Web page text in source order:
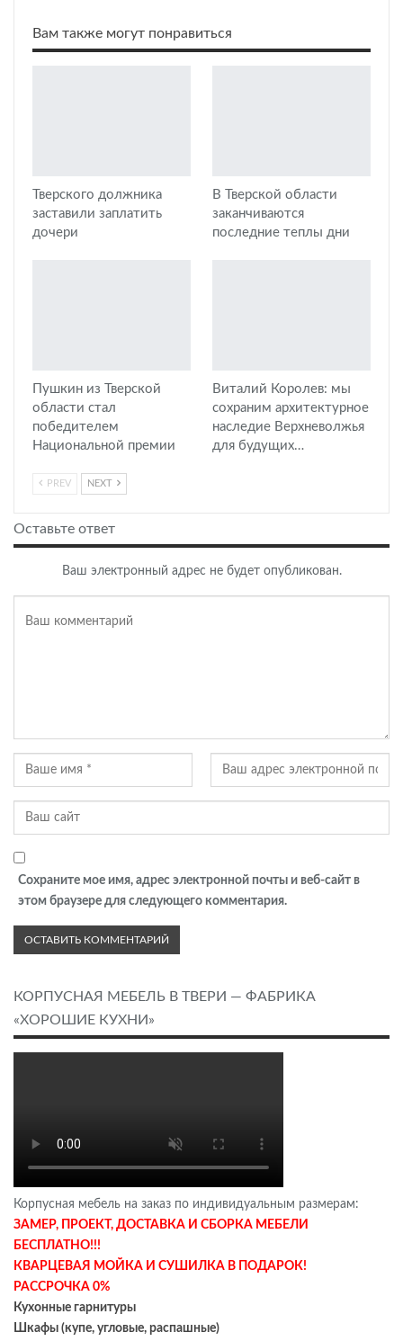
Вам также могут понравиться
Тверского должника
заставили заплатить
дочери
В Тверской области
заканчиваются
последние теплы дни
Пушкин из Тверской
области стал
победителем
Национальной премии
Виталий Королев: мы
сохраним архитектурное
наследие Верхневолжья
для будущих…
PREV NEXT
Оставьте ответ
Ваш электронный адрес не будет опубликован.
Сохраните мое имя, адрес электронной почты и веб-сайт в
этом браузере для следующего комментария.
КОРПУСНАЯ МЕБЕЛЬ В ТВЕРИ — ФАБРИКА
«ХОРОШИЕ КУХНИ»
Корпусная мебель на заказ по индивидуальным размерам:
ЗАМЕР, ПРОЕКТ, ДОСТАВКА И СБОРКА МЕБЕЛИ
БЕСПЛАТНО!!!
КВАРЦЕВАЯ МОЙКА И СУШИЛКА В ПОДАРОК!
РАССРОЧКА 0%
Кухонные гарнитуры
Шкафы (купе, угловые, распашные)